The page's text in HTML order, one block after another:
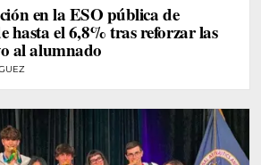
en la ESO pública de
hasta el 6,8% tras reforzar las
al alumnado